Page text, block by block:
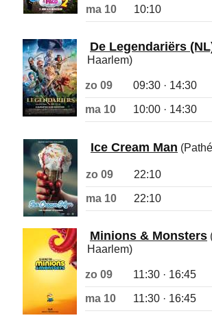
ma 10 10:10
De Legendariërs
Haarlem)
zo 09 09:30 · 14:30
ma 10 10:00 · 14:30
Ice Cream Man
zo 09 22:10
ma 10 22:10
Minions & Monsters
Haarlem)
zo 09 11:30 · 16:45
ma 10 11:30 · 16:45